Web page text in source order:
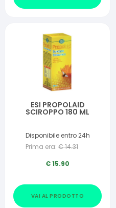
ESI PROPOLAID
SCIROPPO 180 ML
Disponibile entro 24h
Prima era: €14.31
€15.90
VAI AL PRODOTTO